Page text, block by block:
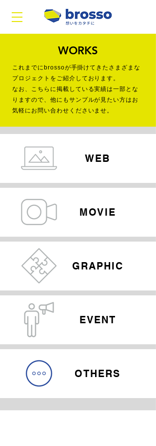
WORKS
これまでにbrossoが手掛けてきたさまざまな
プロジェクトをご紹介しております。
なお、こちらに掲載している実績は一部とな
りますので、他にもサンプルが見たい方はお
気軽にお問い合わせくださいませ。
WEB
MOVIE
GRAPHIC
EVENT
OTHERS